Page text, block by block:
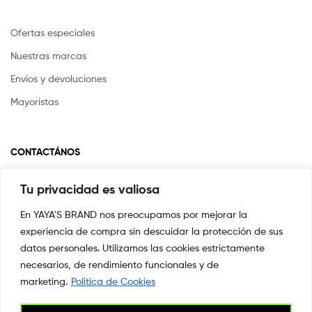
Tu privacidad es valiosa
En YAYA'S BRAND nos preocupamos por mejorar la
experiencia de compra sin descuidar la protección de sus
datos personales. Utilizamos las cookies estrictamente
necesarios, de rendimiento funcionales y de
marketing. Politica de Cookies
Ofertas especiales
Nuestras marcas
Envíos y devoluciones
Mayoristas
CONTACTÁNOS
Si tienes alguna pregunta o inquietud escríbenos a
📍CARRERA 8 # 14-45 SAN PEDRO
CALI, COLOMBIA
+57 3044553869